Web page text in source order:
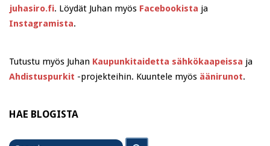
juhasiro.fi. Löydät Juhan myös Facebookista ja
Instagramista.
Tutustu myös Juhan Kaupunkitaidetta sähkökaapeissa ja
Ahdistuspurkit -projekteihin. Kuuntele myös äänirunot.
HAE BLOGISTA
Search